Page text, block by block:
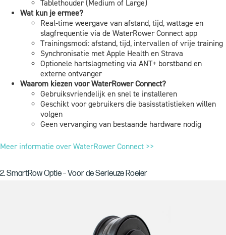
Tablethouder (Medium of Large)
Wat kun je ermee?
Real-time weergave van afstand, tijd, wattage en
slagfrequentie via de WaterRower Connect app
Trainingsmodi: afstand, tijd, intervallen of vrije training
Synchronisatie met Apple Health en Strava
Optionele hartslagmeting via ANT+ borstband en
externe ontvanger
Waarom kiezen voor WaterRower Connect?
Gebruiksvriendelijk en snel te installeren
Geschikt voor gebruikers die basisstatistieken willen
volgen
Geen vervanging van bestaande hardware nodig
Meer informatie over WaterRower Connect >>
2. SmartRow Optie – Voor de Serieuze Roeier